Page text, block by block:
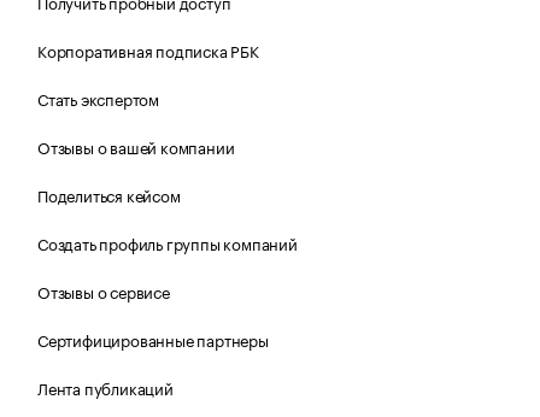
Корпоративная подписка РБК
Стать экспертом
Отзывы о вашей компании
Поделиться кейсом
Создать профиль группы компаний
Отзывы о сервисе
Сертифицированные партнеры
Лента публикаций